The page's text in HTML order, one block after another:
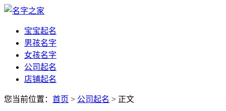
宝宝起名
男孩名字
女孩名字
公司起名
店铺起名
您当前位置： 首页 > 公司起名 > 正文